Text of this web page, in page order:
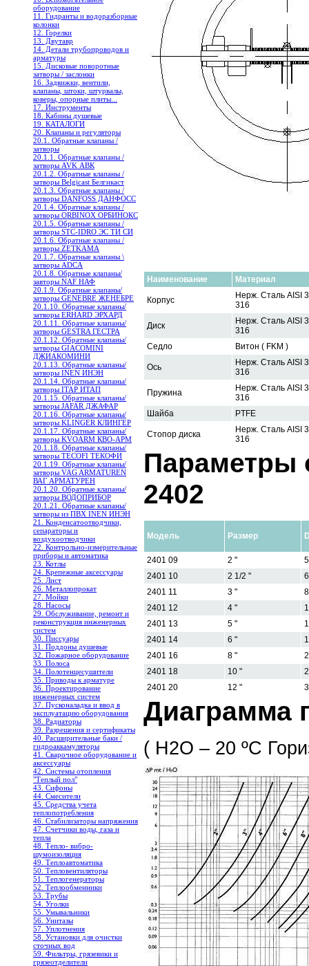
оборудование
11. Гидранты и водоразборные
колонки
12. Горелки
13. Двутавр
14. Детали трубопроводов и
арматуры
15. Дисковые поворотные
затворы / заслонки
16. Задвижки, вентили,
клапаны, штоки, штурвалы,
коверы, опорные плиты...
17. Инструменты
18. Кабины душевые
19. КАТАЛОГИ
20. Клапаны и регуляторы
20.1. Обратные клапаны /
затворы
20.1.1. Обратные клапаны /
затворы AVK АВК
20.1.2. Обратные клапаны /
затворы Belgicast Белгикаст
20.1.3. Обратные клапаны /
затворы DANFOSS ДАНФОСС
20.1.4. Обратные клапаны /
затворы ORBINOX ОРБИНОКС
20.1.5. Обратные клапаны /
затворы STC-IDRO ЭС ТИ СИ
20.1.6. Обратные клапаны /
затворы ZETKAMA
20.1.7. Обратные клапаны \
затворы ADCA
20.1.8. Обратные клапаны/
завторы NAF НАФ
20.1.9. Обратные клапаны/
затворы GENEBRE ЖЕНЕБРЕ
20.1.10. Обратные клапаны/
затворы ERHARD ЭРХАРД
20.1.11. Обратные клапаны/
затворы GESTRA ГЕСТРА
20.1.12. Обратные клапаны/
затворы GIACOMINI
ДЖИАКОМИНИ
20.1.13. Обратные клапаны/
затворы INEN ИНЭН
20.1.14. Обратные клапаны/
затворы ITAP ИТАП
20.1.15. Обратные клапаны/
затворы JAFAR ДЖАФАР
20.1.16. Обратные клапаны/
затворы KLINGER КЛИНГЕР
20.1.17. Обратные клапаны/
затворы KVOARM КВО-АРМ
20.1.18. Обратные клапаны/
затворы TECOFI ТЕКОФИ
20.1.19. Обратные клапаны/
затворы VAG ARMATUREN
ВАГ АРМАТУРЕН
20.1.20. Обратные клапаны/
затворы ВОДОПРИБОР
20.1.21. Обратные клапаны/
затворы из ПВХ INEN ИНЭН
21. Конденсатоотводчики,
сепараторы и
воздухоотводчики
22. Контрольно-измерительные
приборы и автоматика
23. Котлы
24. Крепежные аксессуары
25. Лист
26. Металлопрокат
27. Мойки
28. Насосы
29. Обслуживание, ремонт и
реконструкция инженерных
систем
30. Писсуары
31. Поддоны душевые
32. Пожарное оборудование
33. Полоса
34. Полотенцесушители
35. Приводы к арматуре
36. Проектирование
инженерных систем
37. Пусконаладка и ввод в
эксплуатацию оборудования
38. Радиаторы
39. Разрешения и сертификаты
40. Расширительные баки /
гидроаккамуляторы
41. Сварочное оборудование и
аксессуары
42. Системы отопления
"Теплый пол"
43. Сифоны
44. Смесители
45. Средства учета
теплопотребления
46. Стабилизаторы напряжения
47. Счетчики воды, газа и
тепла
48. Тепло- вибро-
шумоизоляция
49. Теплоавтоматика
50. Тепловентиляторы
51. Теплогенераторы
52. Теплообменники
53. Трубы
54. Уголки
55. Умывальники
56. Унитазы
57. Уплотнения
58. Установки для очистки
сточных вод
59. Фильтры, грязевики и
грязеотделители
Наименование Материал
Корпус
Нерж. Сталь AISI
316
Диск
Нерж. Сталь AISI
316
Седло
Витон ( FKM )
Ось
Нерж. Сталь AISI
316
Пружина
Нерж. Сталь AISI
316
Шайба
PTFE
Стопор диска
Нерж. Сталь AISI
316
Параметры
2402
Модель Размер
2401 09 2 "
2401 10
2 1/2 "
2401 11
3 "
2401 12
4 "
2401 13
5 "
2401 14
6 "
2401 16
8 "
2401 18
10 "
2401 20
12 "
Диаграмма
( H2O – 20 ºC